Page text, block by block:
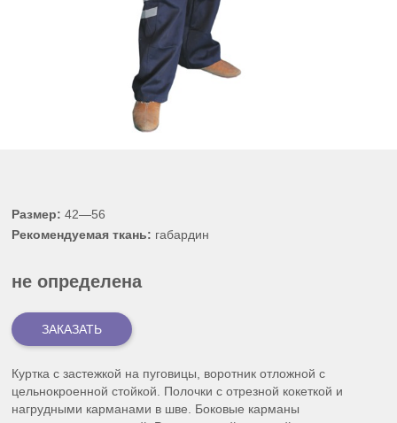
Размер:42—56
Рекомендуемая ткань: габардин
не определена
Куртка с застежкой на пуговицы, воротник отложной с
цельнокроенной стойкой. Полочки с отрезной кокеткой и
нагрудными карманами в шве. Боковые карманы